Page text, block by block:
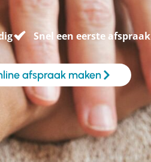
Snel een eerste afspraak
afspraak maken